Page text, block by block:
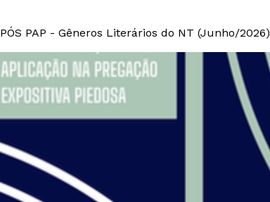
PÓS PAP - Gêneros Literários do NT (Junho/2026)